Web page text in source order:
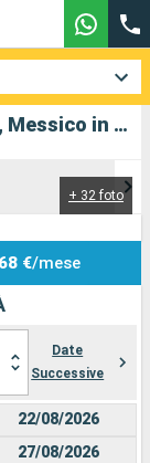
Crociera Carnival Valor: Stati uniti, Messico in partenza da New Orleans
+ 32 foto
68 €/mese
Date
Successive
22/08/2026
27/08/2026